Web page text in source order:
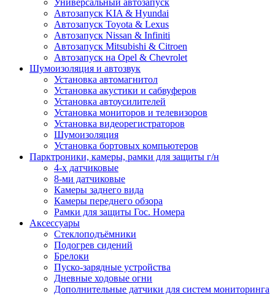
Автозапуск KIA & Hyundai
Автозапуск Toyota & Lexus
Автозапуск Nissan & Infiniti
Автозапуск Mitsubishi & Citroen
Автозапуск на Opel & Chevrolet
Шумоизоляция и автозвук
Установка автомагнитол
Установка акустики и сабвуферов
Установка автоусилителей
Установка мониторов и телевизоров
Установка видеорегистраторов
Шумоизоляция
Установка бортовых компьютеров
Парктроники, камеры, рамки для защиты г/н
4-х датчиковые
8-ми датчиковые
Камеры заднего вида
Камеры переднего обзора
Рамки для защиты Гос. Номера
Аксессуары
Стеклоподъёмники
Подогрев сидений
Брелоки
Пуско-зарядные устройства
Дневные ходовые огни
Дополнительные датчики для систем мониторинга